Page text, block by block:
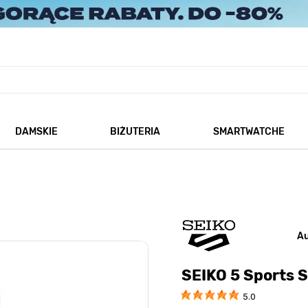
DAMSKIE
BIŻUTERIA
SMARTWATCHE
SEIKO 5 Sports
5.0